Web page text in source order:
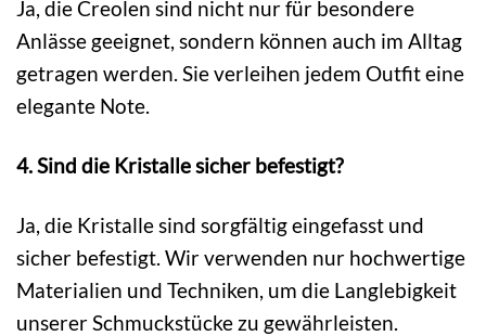
Ja, die Creolen sind nicht nur für besondere
Anlässe geeignet, sondern können auch im Alltag
getragen werden. Sie verleihen jedem Outfit eine
elegante Note.
4. Sind die Kristalle sicher befestigt?
Ja, die Kristalle sind sorgfältig eingefasst und
sicher befestigt. Wir verwenden nur hochwertige
Materialien und Techniken, um die Langlebigkeit
unserer Schmuckstücke zu gewährleisten.